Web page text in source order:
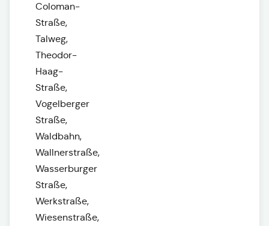
Coloman-
Straße,
Talweg,
Theodor-
Haag-
Straße,
Vogelberger
Straße,
Waldbahn,
Wallnerstraße,
Wasserburger
Straße,
Werkstraße,
Wiesenstraße,